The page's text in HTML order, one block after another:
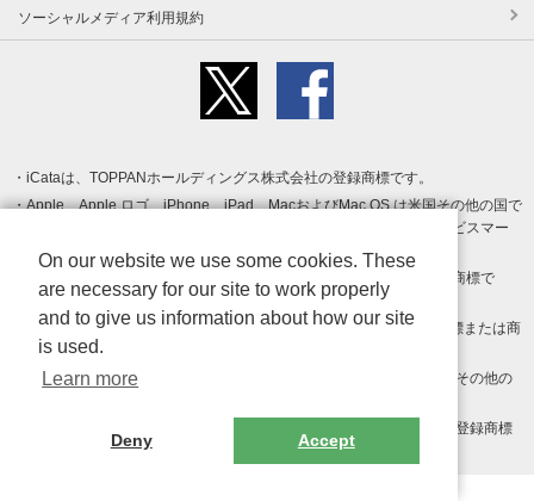
ソーシャルメディア利用規約
iCataは、TOPPANホールディングス株式会社の登録商標です。
Apple、Apple ロゴ、iPhone、iPad、MacおよびMac OS は米国その他の国で
登録された Apple Inc. の商標です。App Store は Apple Inc. のサービスマー
クです。
Android、Google Play および Google Play ロゴ は Google LLC の商標で
す。
Windows は Microsoft Inc.の米国およびその他の国における登録商標または商
標です。
Adobe、Adobe Reader、Adobe PDF は、Adobe Inc.の米国およびその他の
その他、記載されている会社名、商品名、ロゴは各社の商標または登録商標
On our website we use some cookies. These
are necessary for our site to work properly
and to give us information about how our site
is used.
Learn more
Deny Accept